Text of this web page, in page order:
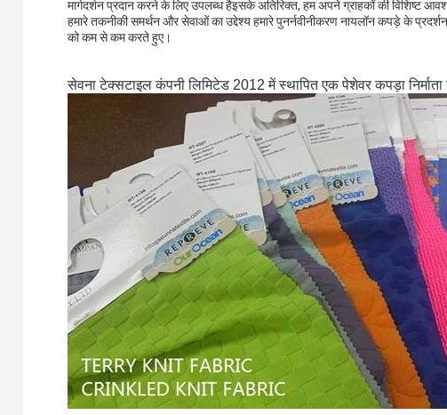
मार्गदर्शन प्रदान करने के लिए उपलब्ध हैइसके अतिरिक्त, हम अपने ग्राहकों की विशिष्ट
हमारे तकनीकी समर्थन और सेवाओं का उद्देश्य हमारे पुनर्नवीनीकरण नायलॉन कपड़े के
को कम से कम करते हुए।
सेवना टेक्सटाइल कंपनी लिमिटेड 2012 में स्थापित एक पेशेवर कपड़ा निर्माता